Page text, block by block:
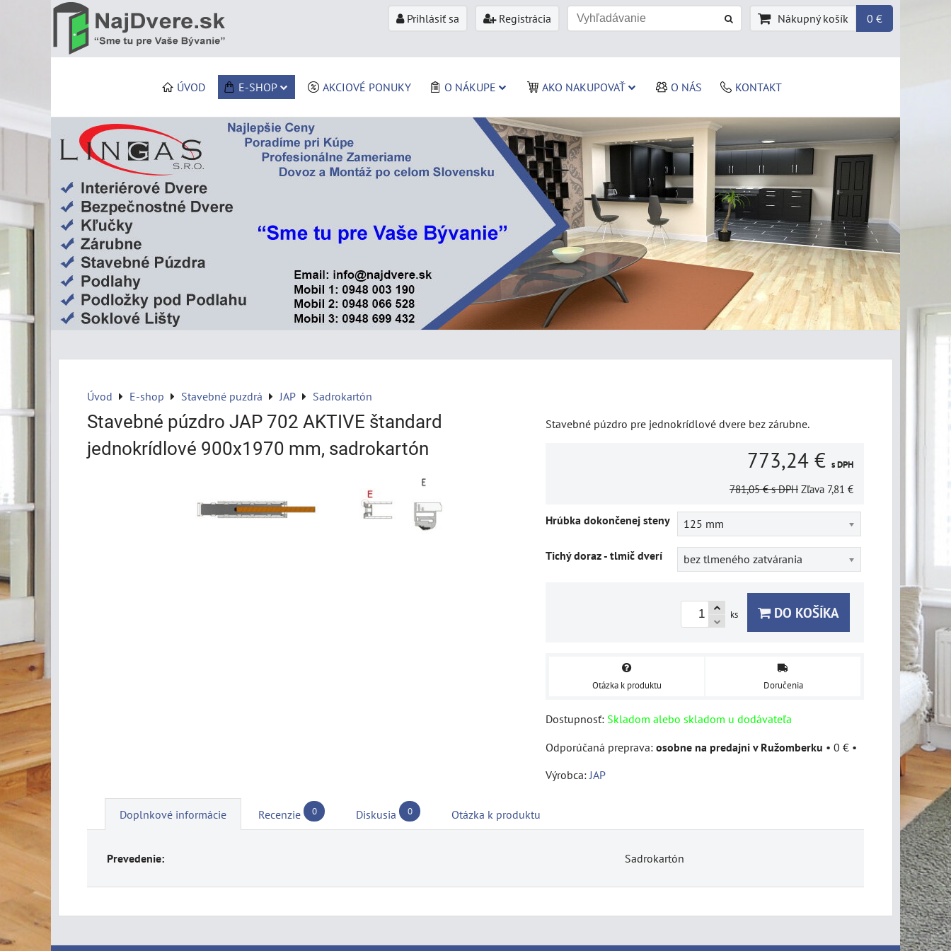
Prihlásiť sa Registrácia Nákupný košík 0 €
ÚVOD E-SHOP AKCIOVÉ PONUKY O NÁKUPE AKO NAKUPOVAŤ O NÁS KONTAKT
Úvod E-shop Stavebné puzdrá JAP Sadrokartón
Stavebné púzdro JAP 702 AKTIVE štandard
jednokrídlové 900x1970 mm, sadrokartón
Stavebné púzdro pre jednokrídlové dvere bez zárubne.
773,24 € s DPH
781,05 € s DPH Zľava 7,81 €
Hrúbka dokončenej steny 125 mm
Tichý doraz - tlmič dverí bez tlmeného zatvárania
ks DO KOŠÍKA
Otázka k produktu Doručenia
Dostupnosť: Skladom alebo skladom u dodávateľa
osobne na predajni v Ružomberku • 0 € •
Výrobca: JAP
Doplnkové informácie Recenzie 0 Diskusia 0 Otázka k produktu
Prevedenie: Sadrokartón